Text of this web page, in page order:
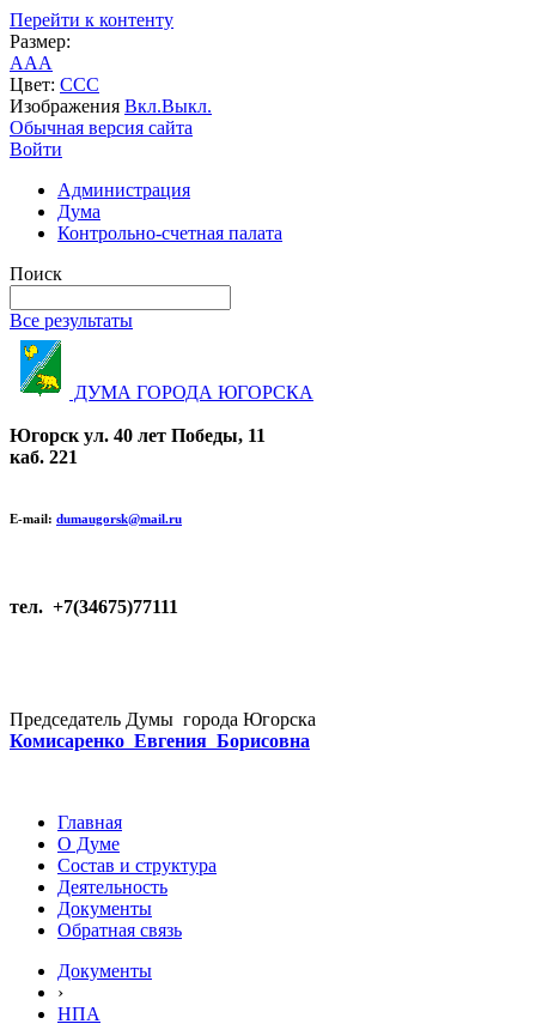
Перейти к контенту
Размер:
AAA
Цвет: CCC
Изображения Вкл.Выкл.
Обычная версия сайта
Войти
Администрация
Дума
Контрольно-счетная палата
Поиск
Все результаты
ДУМА ГОРОДА ЮГОРСКА
Югорск ул. 40 лет Победы, 11
каб. 221
E-mail: dumaugorsk@mail.ru
тел. +7(34675)77111
Председатель Думы города Югорска
Комисаренко Евгения Борисовна
Главная
О Думе
Состав и структура
Деятельность
Документы
Обратная связь
Документы
›
НПА